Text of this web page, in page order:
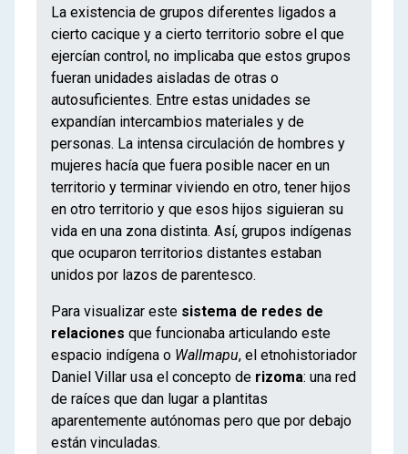
La existencia de grupos diferentes ligados a
cierto cacique y a cierto territorio sobre el que
ejercían control, no implicaba que estos grupos
fueran unidades aisladas de otras o
autosuficientes. Entre estas unidades se
expandían intercambios materiales y de
personas. La intensa circulación de hombres y
mujeres hacía que fuera posible nacer en un
territorio y terminar viviendo en otro, tener hijos
en otro territorio y que esos hijos siguieran su
vida en una zona distinta. Así, grupos indígenas
que ocuparon territorios distantes estaban
unidos por lazos de parentesco.
Para visualizar este sistema de redes de
relaciones que funcionaba articulando este
espacio indígena o Wallmapu, el etnohistoriador
Daniel Villar usa el concepto de rizoma: una red
de raíces que dan lugar a plantitas
aparentemente autónomas pero que por debajo
están vinculadas.